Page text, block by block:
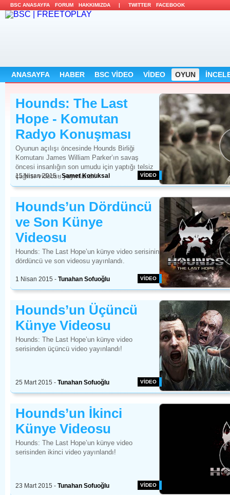
BSC ANASAYFA FORUM HAKKIMIZDA | TWITTER FACEBOOK
ANASAYFA HABER BSC VİDEO VİDEO OYUN
Hounds: The Last
Hope - Komutan
Radyo Konuşması
VİDEO
15 Nisan 2015- Samet Konuksal
Oyunun açılışı öncesinde Hounds Birliği
Komutanı James William Parker’ın savaş
öncesi insanlığın son umudu için yaptığı telsiz
çağrısı videosu yayınlandı!
Hounds’un Dördüncü
ve Son Künye
Videosu
VİDEO
1 Nisan 2015 - Tunahan Sofuoğlu
Hounds: The Last Hope’un künye video serisinin
dördüncü ve son videosu yayınlandı.
Hounds’un Üçüncü
Künye Videosu
VİDEO
25 Mart 2015 - Tunahan Sofuoğlu
Hounds: The Last Hope’un künye video
serisinden üçüncü video yayınlandı!
Hounds’un İkinci
Künye Videosu
VİDEO
23 Mart 2015 - Tunahan Sofuoğlu
Hounds: The Last Hope’un künye video
serisinden ikinci video yayınlandı!